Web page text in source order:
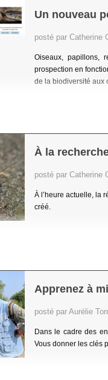
Un nouveau
posté par Catherine
Oiseaux, papillons,
prospection en
de la biodiversité aux
À la
posté par Catherine
À l’heure actuelle, la
créé.
Apprenez à
posté par Aurélie
Dans le cadre des
Vous donner les clés